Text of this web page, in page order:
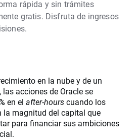
rápida y sin trámites
gratis. Disfruta de ingresos
en la nube y de un
acciones de Oracle se
en el after-hourscuando los
la magnitud del capital que
para financiar sus ambiciones